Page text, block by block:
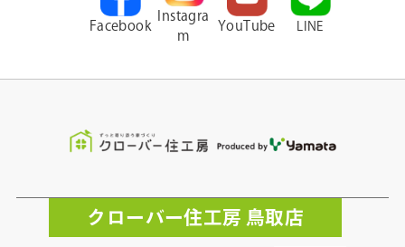
Facebook
Instagra
m
YouTube LINE
クローバー住工房 鳥取店